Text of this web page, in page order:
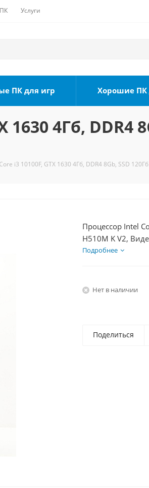
Услуги
ПК для игр Хорошие ПК
4Гб, DDR4
i3 10100F, GTX 1630 4Гб, DDR4 8Gb, SSD
Процессор Intel
H510M K V2,
HDD 2Тб, БП 350Вт
Подробнее
Нет в наличии
Поделиться